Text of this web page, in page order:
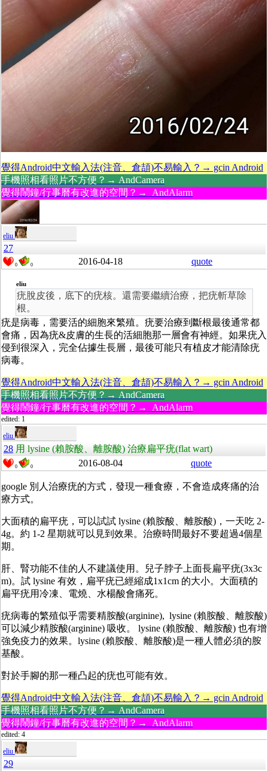
覺得Android中文輸入法(注音、倉頡)不易輸入？→ gcin Android
手機照相看照片不方便？→ AndCamera
覺得鬧鐘/行事曆有改進的空間？→ AndAlarm
eliu
27
0 0 2016-04-18 quote
eliu
疣脫皮後，底下的疣核。還需要繼續治療，把疣斬草除
根。
疣是病毒，需要活的細胞來繁殖。疣要治療到斷根最後通常都
會痛，因為疣&皮膚的生長的活細胞那一層會有神經。如果疣入
侵到很深入，完全佔據生長層，最後可能只有植皮才能清除疣
病毒。
覺得Android中文輸入法(注音、倉頡)不易輸入？→ gcin Android
手機照相看照片不方便？→ AndCamera
覺得鬧鐘/行事曆有改進的空間？→ AndAlarm
edited: 1
eliu
28 用 lysine (賴胺酸、離胺酸) 治療扁平疣(flat wart)
0 0 2016-08-04 quote
google 別人治療疣的方式，發現一種食療，不會造成疼痛的治
療方式。
大面積的扁平疣，可以試試 lysine (賴胺酸、離胺酸)，一天吃 2-
4g。約 1-2 星期就可以見到效果。治療時間最好不要超過4個星
期。
肝、腎功能不佳的人不建議使用。兒子脖子上面長扁平疣(3x3c
m)。試 lysine 有效，扁平疣已經縮成1x1cm 的大小。大面積的
扁平疣用冷凍、電燒、水楊酸會痛死。
疣病毒的繁殖似乎需要精胺酸(arginine), lysine (賴胺酸、離胺酸)
可以減少精胺酸(arginine) 吸收。 lysine (賴胺酸、離胺酸) 也有增
強免疫力的效果。lysine (賴胺酸、離胺酸)是一種人體必須的胺
基酸。
對於手腳的那一種凸起的疣也可能有效。
覺得Android中文輸入法(注音、倉頡)不易輸入？→ gcin Android
手機照相看照片不方便？→ AndCamera
覺得鬧鐘/行事曆有改進的空間？→ AndAlarm
edited: 4
eliu
29